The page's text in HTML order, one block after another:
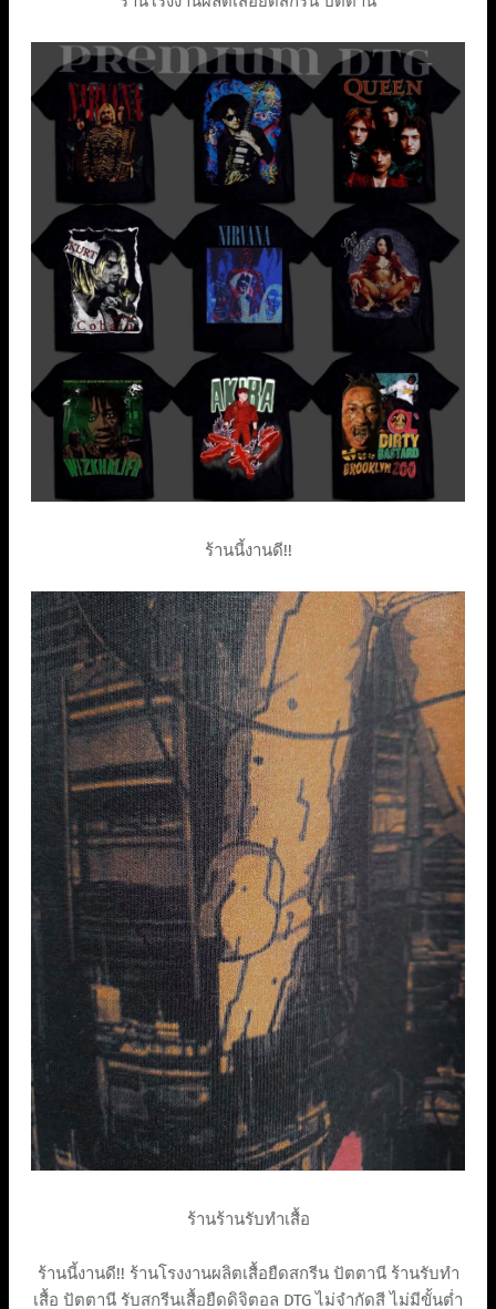
ร้านนี้งานดี!!
ร้านร้านรับทำเสื้อ
ร้านนี้งานดี!! ร้านโรงงานผลิตเสื้อยืดสกรีน ปัตตานี ร้านรับทำ
เสื้อ ปัตตานี รับสกรีนเสื้อยืดดิจิตอล DTG ไม่จำกัดสี ไม่มีขั้นต่ำ